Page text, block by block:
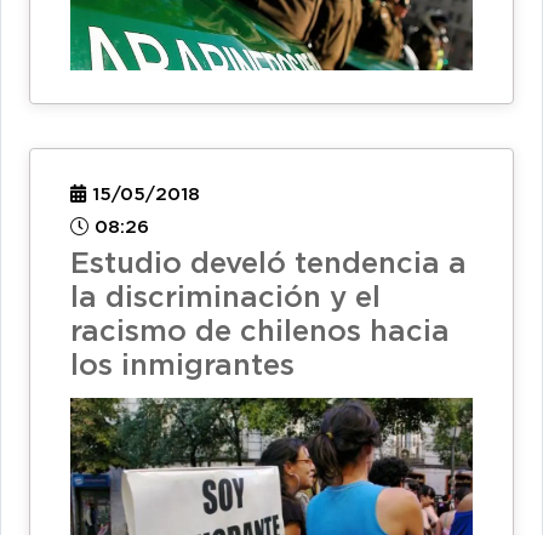
15/05/2018
08:26
Estudio develó tendencia a
la discriminación y el
racismo de chilenos hacia
los inmigrantes